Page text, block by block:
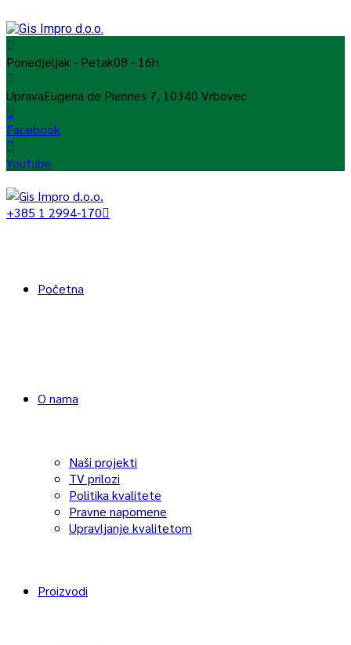
Ponedjeljak - Petak08 - 16h
UpravaEugena de Piennes 7, 10340 Vrbovec
Facebook
Youtube
+385 1 2994-170
Početna
O nama
Naši projekti
TV prilozi
Politika kvalitete
Pravne napomene
Upravljanje kvalitetom
Proizvodi